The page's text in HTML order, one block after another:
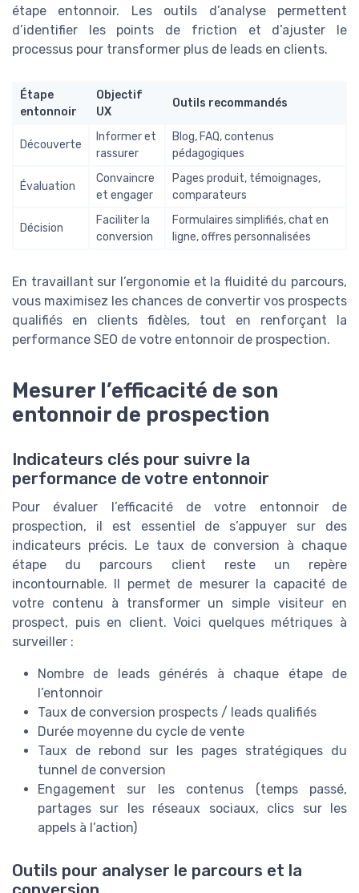
étape entonnoir. Les outils d’analyse permettent
d’identifier les points de friction et d’ajuster le
processus pour transformer plus de leads en clients.
Étape
entonnoir
Objectif
UX
Outils recommandés
Découverte
Informer et
rassurer
Blog, FAQ, contenus
pédagogiques
Évaluation
Convaincre
et engager
Pages produit, témoignages,
comparateurs
Décision
Faciliter la
conversion
Formulaires simplifiés, chat en
ligne, offres personnalisées
En travaillant sur l’ergonomie et la fluidité du parcours,
vous maximisez les chances de convertir vos prospects
qualifiés en clients fidèles, tout en renforçant la
performance SEO de votre entonnoir de prospection.
Mesurer l’efficacité de son
entonnoir de prospection
Indicateurs clés pour suivre la
performance de votre entonnoir
Pour évaluer l’efficacité de votre entonnoir de
prospection, il est essentiel de s’appuyer sur des
indicateurs précis. Le taux de conversion à chaque
étape du parcours client reste un repère
incontournable. Il permet de mesurer la capacité de
votre contenu à transformer un simple visiteur en
prospect, puis en client. Voici quelques métriques à
surveiller :
Nombre de leads générés à chaque étape de
l’entonnoir
Taux de conversion prospects / leads qualifiés
Durée moyenne du cycle de vente
Taux de rebond sur les pages stratégiques du
tunnel de conversion
Engagement sur les contenus (temps passé,
partages sur les réseaux sociaux, clics sur les
appels à l’action)
Outils pour analyser le parcours et la